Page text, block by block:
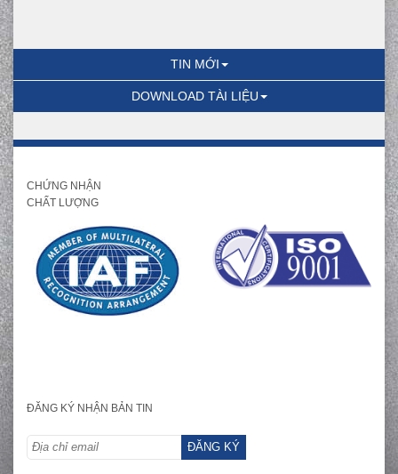
TIN MỚI
DOWNLOAD TÀI LIỆU
CHỨNG NHẬN
CHẤT LƯỢNG
ĐĂNG KÝ NHẬN BẢN TIN
ĐĂNG KÝ